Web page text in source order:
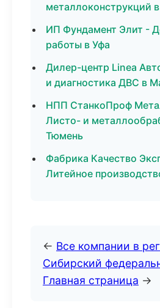
металлоконструкций
ИП Фундамент Элит -
работы в Уфа
Дилер-центр Linea
и диагностика ДВС в
НПП СтанкоПроф
Листо- и
Тюмень
Фабрика Качество
Литейное
← Все компании в
Сибирский
Главная страница →